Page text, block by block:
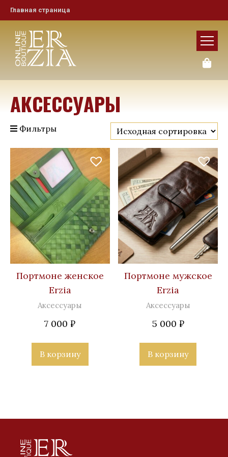
Главная страница
АКСЕССУАРЫ
Фильтры
Портмоне женское
Erzia
Аксессуары
7 000 ₽
В корзину
Портмоне мужское
Erzia
Аксессуары
5 000 ₽
В корзину